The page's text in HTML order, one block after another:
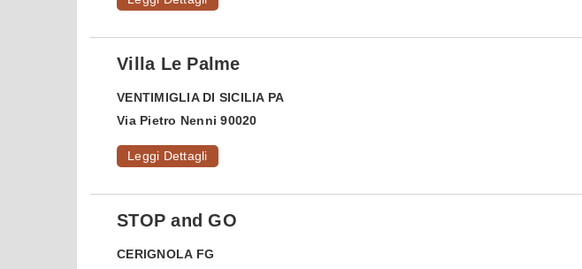
Villa Le Palme
VENTIMIGLIA DI SICILIA PA
Via Pietro Nenni 90020
Leggi Dettagli
STOP and GO
CERIGNOLA FG